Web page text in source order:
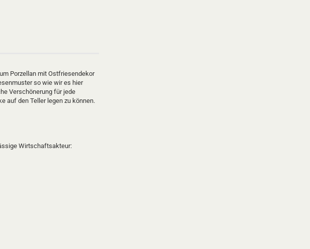
Porzellan mit Ostfriesendekor
so wie wir es hier
Verschönerung für jede
auf den Teller legen zu können.
Wirtschaftsakteur: